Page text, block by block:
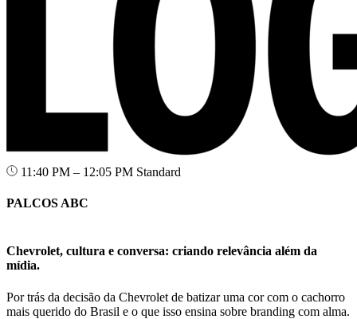
11:40 PM – 12:05 PM Standard
PALCOS ABC
Chevrolet, cultura e conversa: criando relevância além da
mídia.
Por trás da decisão da Chevrolet de batizar uma cor com o cachorro
mais querido do Brasil e o que isso ensina sobre branding com alma.